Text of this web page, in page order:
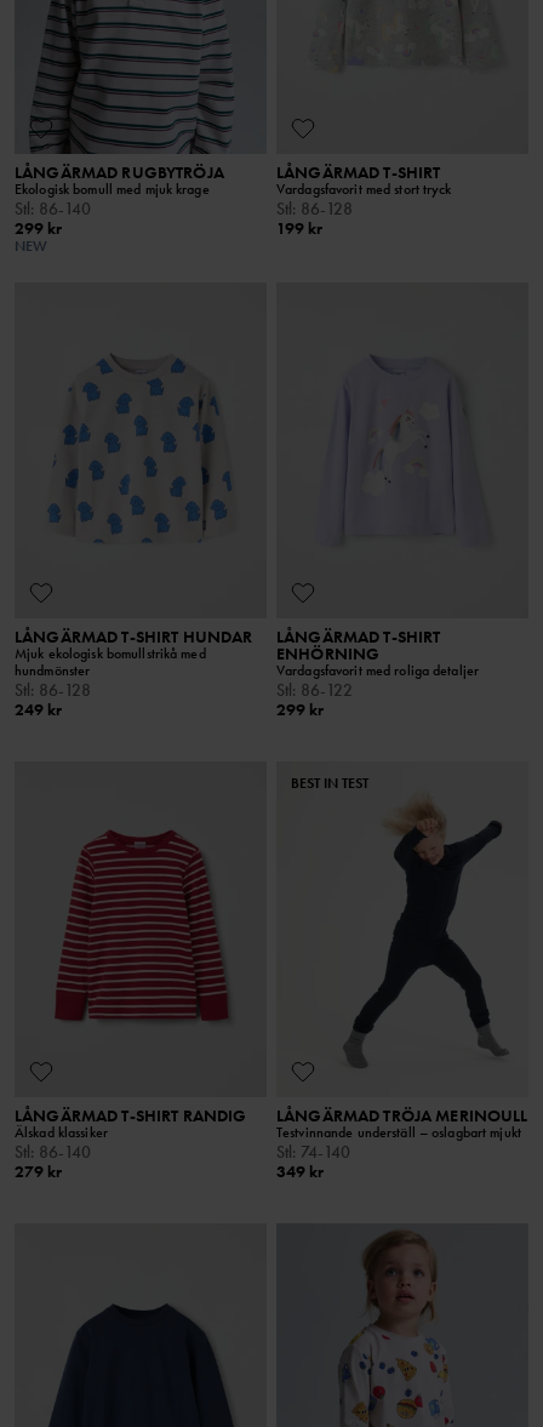
LÅNGÄRMAD RUGBYTRÖJA
Ekologisk bomull med mjuk krage
Stl: 86-140
299 kr
NEW
LÅNGÄRMAD T-SHIRT
Vardagsfavorit med stort tryck
Stl: 86-128
199 kr
LÅNGÄRMAD T-SHIRT HUNDAR
Mjuk ekologisk bomullstrikå med
hundmönster
Stl: 86-128
249 kr
LÅNGÄRMAD T-SHIRT
ENHÖRNING
Vardagsfavorit med roliga detaljer
Stl: 86-122
299 kr
LÅNGÄRMAD T-SHIRT RANDIG
Älskad klassiker
Stl: 86-140
279 kr
BEST IN TEST
LÅNGÄRMAD TRÖJA MERINOULL
Testvinnande underställ – oslagbart mjukt
Stl: 74-140
349 kr